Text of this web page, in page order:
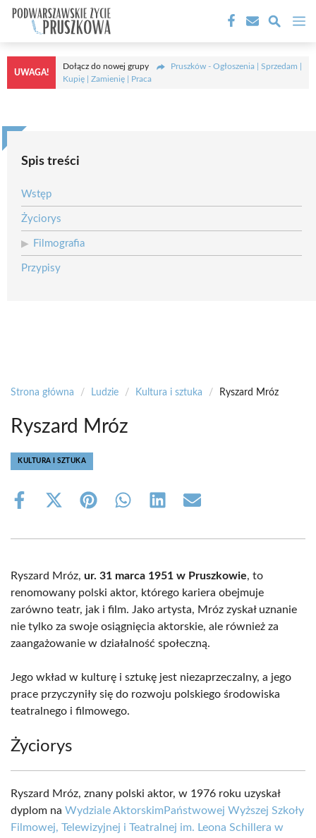
Przejdź
treści
UWAGA!
Dołącz do nowej grupy
Pruszków - Ogłoszenia | Sprzedam |
Kupię | Zamienię | Praca
Spis treści
Wstęp
Życiorys
Filmografia
Przypisy
Strona główna / Ludzie / Kultura i sztuka / Ryszard Mróz
Ryszard Mróz
KULTURA I SZTUKA
Share
Share
(Twitter)
Share Share Share Share
Ryszard Mróz, ur. 31 marca 1951 w Pruszkowie, to
renomowany polski aktor, którego kariera obejmuje
zarówno teatr, jak i film. Jako artysta, Mróz zyskał uznanie
nie tylko za swoje osiągnięcia aktorskie, ale również za
zaangażowanie w działalność społeczną.
Jego wkład w kulturę i sztukę jest niezaprzeczalny, a jego
prace przyczyniły się do rozwoju polskiego środowiska
teatralnego i filmowego.
Życiorys
Ryszard Mróz, znany polski aktor, w 1976 roku uzyskał
dyplom na Wydziale Aktorskim Państwowej Wyższej Szkoły
Filmowej, Telewizyjnej i Teatralnej im. Leona Schillera w